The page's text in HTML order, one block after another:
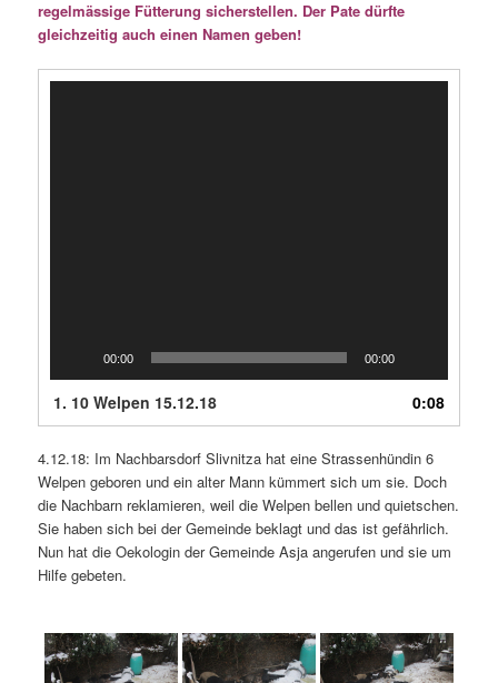
regelmässige Fütterung sicherstellen. Der Pate dürfte
gleichzeitig auch einen Namen geben!
00:00 00:00
1. 10 Welpen 15.12.18 0:08
4.12.18: Im Nachbarsdorf Slivnitza hat eine Strassenhündin 6
Welpen geboren und ein alter Mann kümmert sich um sie. Doch
die Nachbarn reklamieren, weil die Welpen bellen und quietschen.
Sie haben sich bei der Gemeinde beklagt und das ist gefährlich.
Nun hat die Oekologin der Gemeinde Asja angerufen und sie um
Hilfe gebeten.